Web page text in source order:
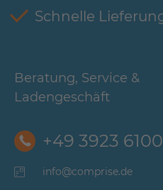
Schnelle
Beratung, Service &
Ladengeschäft
+49 3923
info@comprise.de